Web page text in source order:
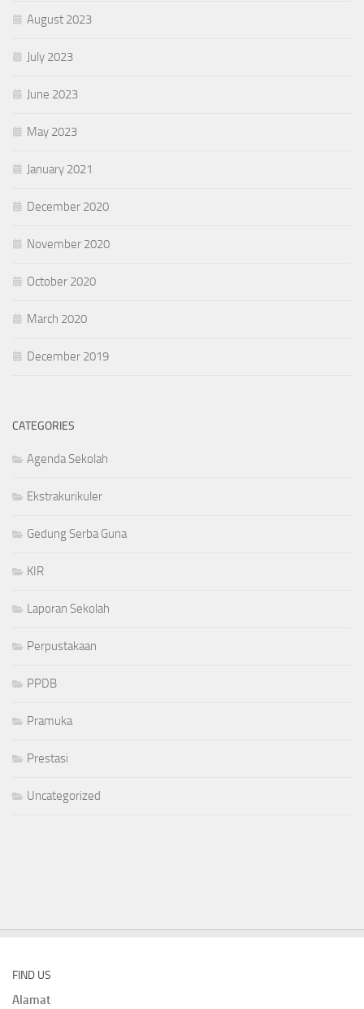
August 2023
July 2023
June 2023
May 2023
January 2021
December 2020
November 2020
October 2020
March 2020
December 2019
CATEGORIES
Agenda Sekolah
Ekstrakurikuler
Gedung Serba Guna
KIR
Laporan Sekolah
Perpustakaan
PPDB
Pramuka
Prestasi
Uncategorized
FIND US
Alamat